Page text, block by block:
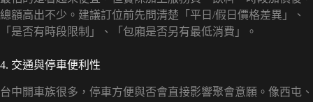
總額高出不少。建議訂位前先問清楚「平日/假日價格差異」、
「是否有時段限制」、「包廂是否另有最低消費」。
4. 交通與停車便利性
台中開車族很多，停車方便與否會直接影響聚會意願。像西屯、